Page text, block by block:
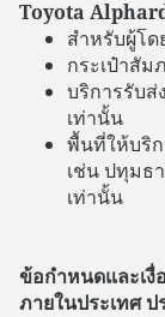
Toyota
สำหรับผู้โ
กระเป๋าสัม
บริการรับ
เท่านั้น
พื้นที่ให้บริ
เช่น ปทุมธ
เท่านั้น
ข้อกำหนดและเงื่
ภายในประเทศ